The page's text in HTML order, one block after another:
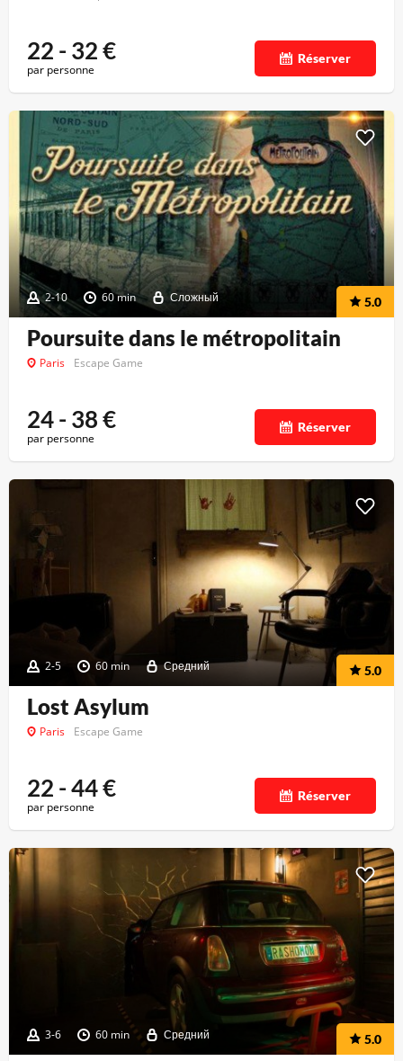
22 - 32€
par personne
Réserver
2-10 60 min Сложный 5.0
Poursuite dans le métropolitain
Paris Escape Game
24 - 38€
par personne
Réserver
2-5 60 min Средний 5.0
Lost Asylum
Paris Escape Game
22 - 44€
par personne
Réserver
3-6 60 min Средний 5.0